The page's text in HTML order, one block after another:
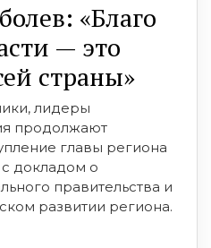
«Благо
— это
страны»
лидеры
продолжают
главы региона
докладом о
правительства и
развитии региона.